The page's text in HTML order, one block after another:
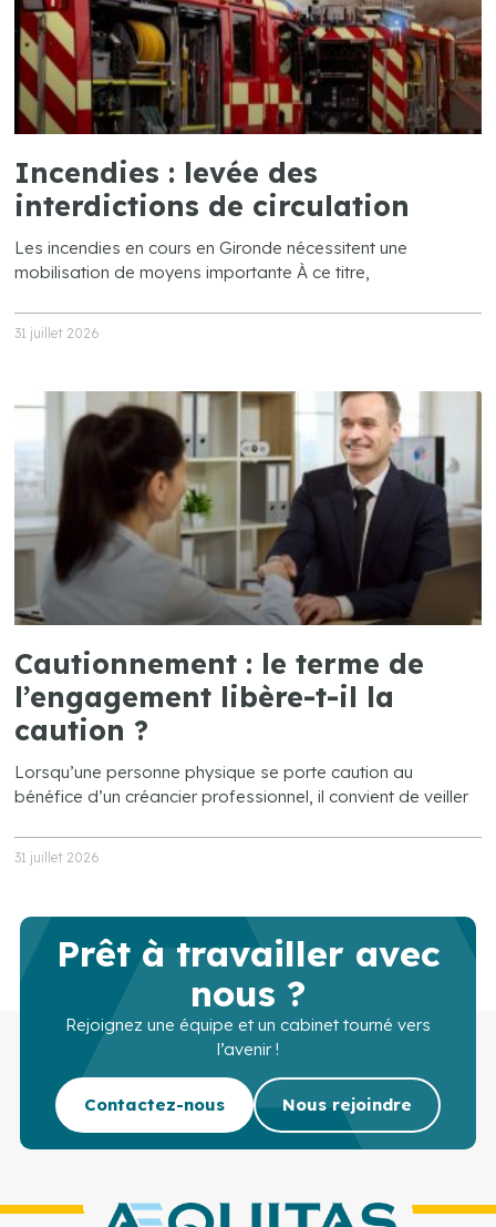
Incendies : levée des
interdictions de circulation
Les incendies en cours en Gironde nécessitent une
mobilisation de moyens importante À ce titre,
31 juillet 2026
Cautionnement : le terme de
l’engagement libère-t-il la
caution ?
Lorsqu’une personne physique se porte caution au
bénéfice d’un créancier professionnel, il convient de veiller
31 juillet 2026
Prêt à travailler avec
nous ?
Rejoignez une équipe et un cabinet tourné vers
l’avenir !
Contactez-nous Nous rejoindre